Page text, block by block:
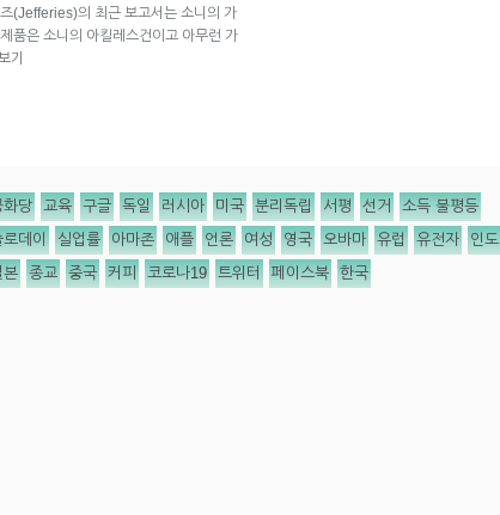
(Jefferies)의 최근 보고서는 소니의 가
품은 소니의 아킬레스건이고 아무런 가
기
화당 교육 구글 독일 러시아 미국 분리독립 서평 선거 소득 불평등
로데이 실업률 아마존 애플 언론 여성 영국 오바마 유럽 유전자 인도
본 종교 중국 커피 코로나19 트위터 페이스북 한국